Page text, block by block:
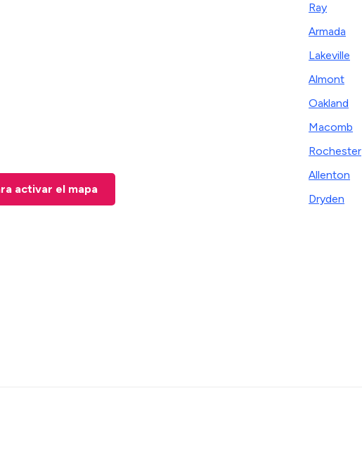
activar el mapa
Ray
Armada
Lakeville
Almont
Oakland
Macomb
Rochester
Allenton
Dryden